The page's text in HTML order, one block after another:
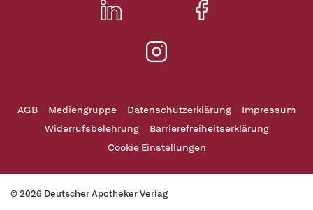
AGB Mediengruppe Datenschutzerklärung
Impressum
Widerrufsbelehrung
Barrierefreiheitserklärung
Cookie Einstellungen
© 2026 Deutscher Apotheker Verlag